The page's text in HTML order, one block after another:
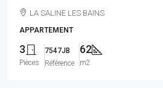
LA SALINE LES BAINS
APPARTEMENT
3
Pièces
7547JB
Référence
62
m2